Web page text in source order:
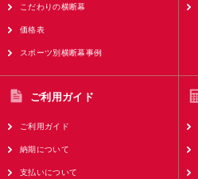
こだわりの横断幕
価格表
スポーツ別横断幕事例
ご利用ガイド
ご利用ガイド
納期について
支払いについて